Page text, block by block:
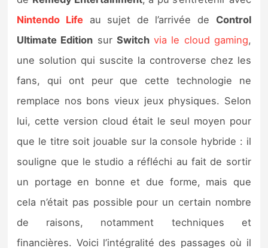
Tests d’accessoires
Autres tests
Previews
Précommandes
Précommandes jeux Switch 2
Bons plans
Nintendo Lifeau sujet de l’arrivée de Control
Ultimate Edition sur Switch via le cloud gaming,
une solution qui suscite la controverse chez les
fans, qui ont peur que cette technologie ne
remplace nos bons vieux jeux physiques. Selon
lui, cette version cloud était le seul moyen pour
que le titre soit jouable sur la console hybride : il
souligne que le studio a réfléchi au fait de sortir
un portage en bonne et due forme, mais que
cela n’était pas possible pour un certain nombre
de raisons, notamment techniques et
financières. Voici l’intégralité des passages où il